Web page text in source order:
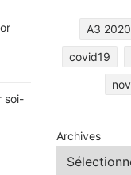
soi-
A3 2020
covid19
Archives